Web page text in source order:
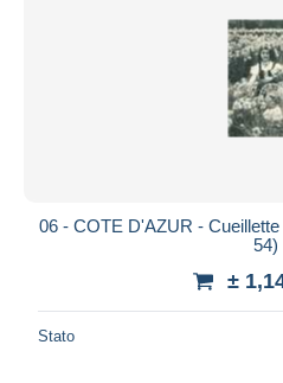
06 - COTE D'AZUR -
54)
±
Stato